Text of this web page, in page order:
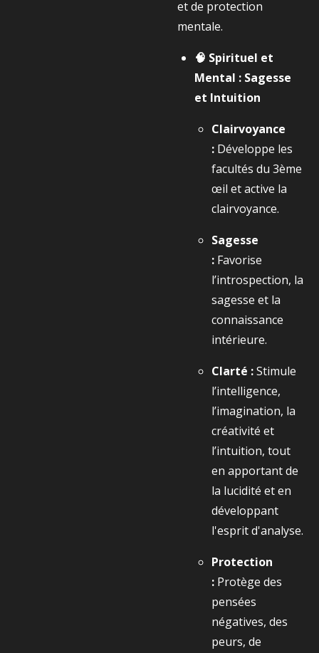
et de protection
mentale.
🧠 Spirituel et
Mental : Sagesse
et Intuition
Clairvoyance
: Développe les
facultés du 3ème
œil et active la
clairvoyance.
Sagesse
: Favorise
l’introspection, la
sagesse et la
connaissance
intérieure.
Clarté :Stimule
l’intelligence,
l’imagination, la
créativité et
l’intuition, tout
en apportant de
la lucidité et en
développant
l'esprit d'analyse.
Protection
: Protège des
pensées
négatives, des
peurs, de